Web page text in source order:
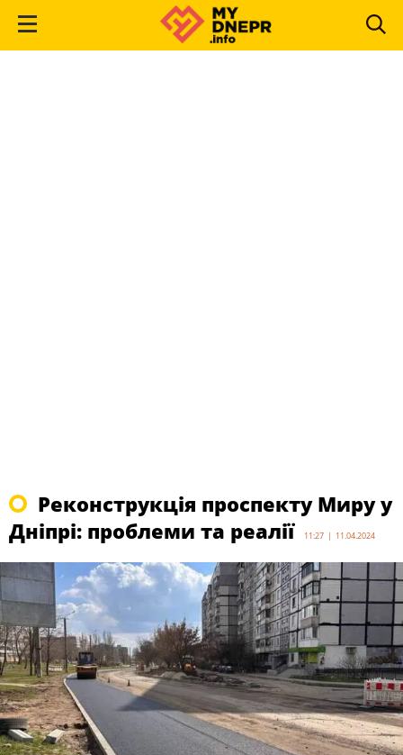
Реконструкція проспекту Миру у
Дніпрі: проблеми та реалії
11:27 | 11.04.2024